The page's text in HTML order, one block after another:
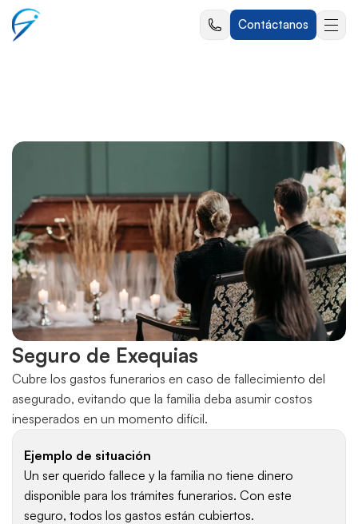
Contáctanos
Seguro de Exequias
Cubre los gastos funerarios en caso de fallecimiento del
asegurado, evitando que la familia deba asumir costos
inesperados en un momento difícil.
Ejemplo de situación
Un ser querido fallece y la familia no tiene dinero
disponible para los trámites funerarios. Con este
seguro, todos los gastos están cubiertos.